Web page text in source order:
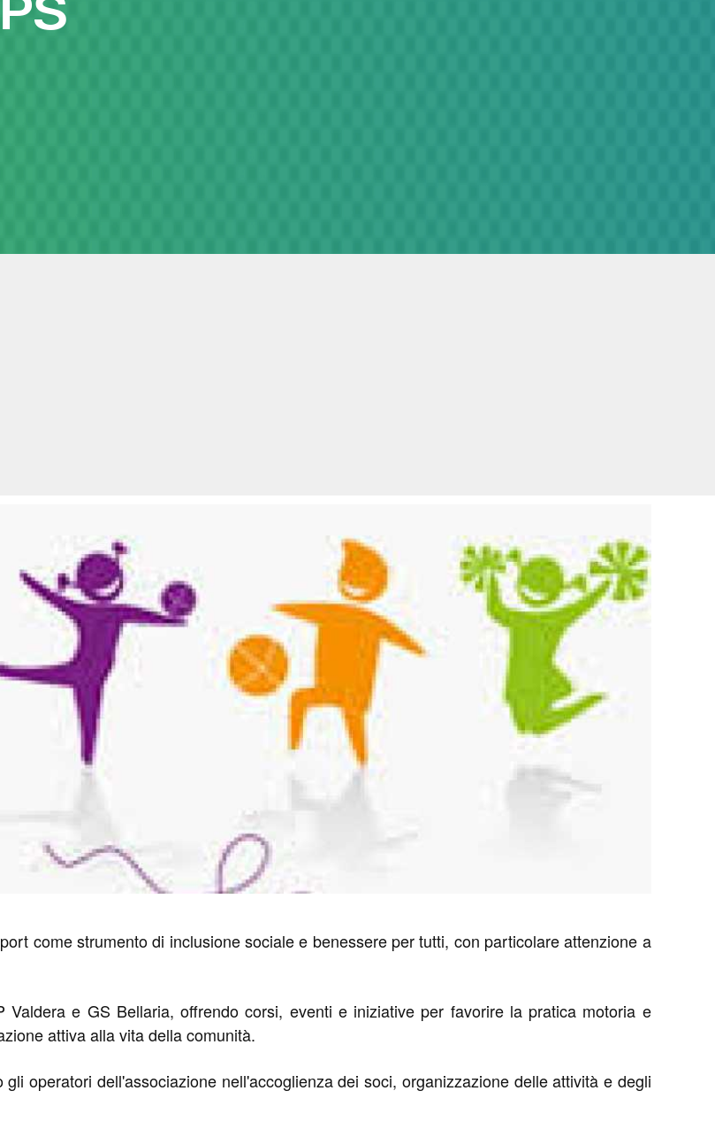
come strumento di inclusione sociale e benessere per tutti, con particolare attenzione a
e GS Bellaria, offrendo corsi, eventi e iniziative per favorire la pratica motoria e
attiva alla vita della comunità.
operatori dell'associazione nell'accoglienza dei soci, organizzazione delle attività e degli